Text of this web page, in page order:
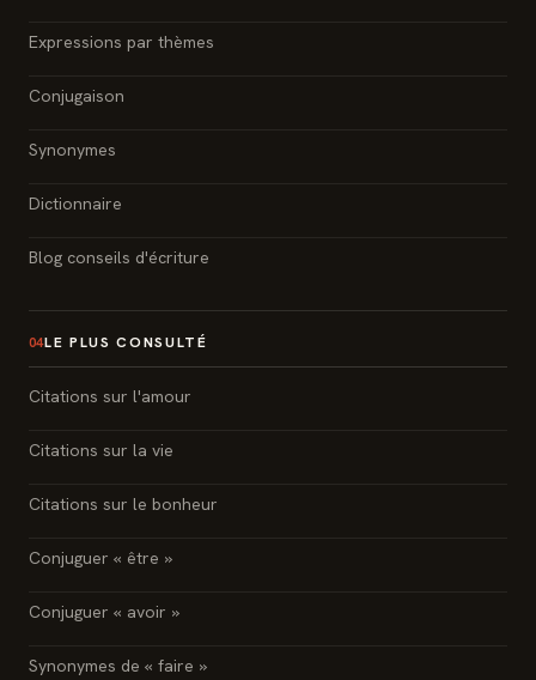
Expressions par thèmes
Conjugaison
Synonymes
Dictionnaire
Blog conseils d'écriture
04LE PLUS CONSULTÉ
Citations sur l'amour
Citations sur la vie
Citations sur le bonheur
Conjuguer « être »
Conjuguer « avoir »
Synonymes de « faire »